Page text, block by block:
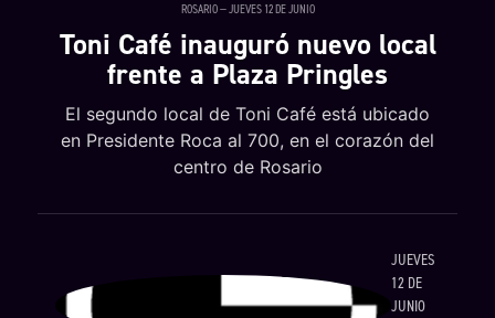
ROSARIO — JUEVES 12 DE JUNIO
Toni Café inauguró nuevo local
frente a Plaza Pringles
El segundo local de Toni Café está ubicado
en Presidente Roca al 700, en el corazón del
centro de Rosario
JUEVES
12 DE
JUNIO